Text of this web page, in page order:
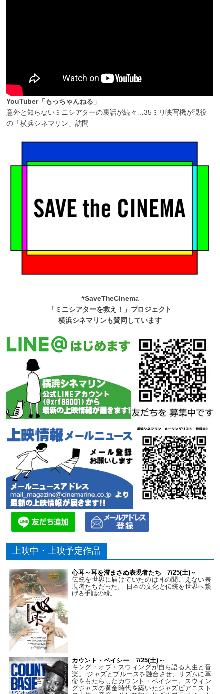
YouTuber「もっちゃんねる」
意外と知らないミニシアターの裏話が続々…35ミリ映写機が現役
の「横浜シネマリン」訪問
#SaveTheCinema
「ミニシアターを救え！」プロジェクト
横浜シネマリンも賛同しています
上映中・上映予定作品
心耳～耳を澄まさぬ表現者たち 7/25(土)～
伝統を世界に届けていたのは耳の聞こえない表
現者たちだった。 日本の文化と伝統を世界へ繋
げる手話の縁。
カウント・ベイシー 7/25(土)～
キング・オブ・スウィングが自ら語る人生と音
楽。 ジャズとブルースを融合させ、リズムに革
命をもたらしたカウント・ベイシー。スウィン
グジャズの黄金時代を築いたジャズピアニスト